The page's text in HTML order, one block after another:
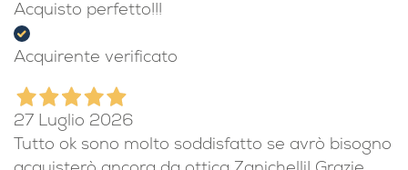
27 Luglio 2026
Acquirente verificato